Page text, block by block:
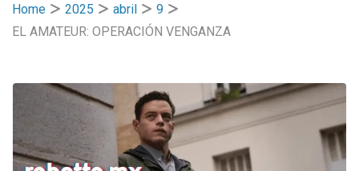
Home
2025 abril
9
EL AMATEUR: OPERACIÓN VENGANZA